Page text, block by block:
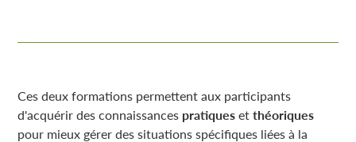
Ces deux formations permettent aux participants
d'acquérir des connaissances pratiques et théoriques
pour mieux gérer des situations spécifiques liées à la